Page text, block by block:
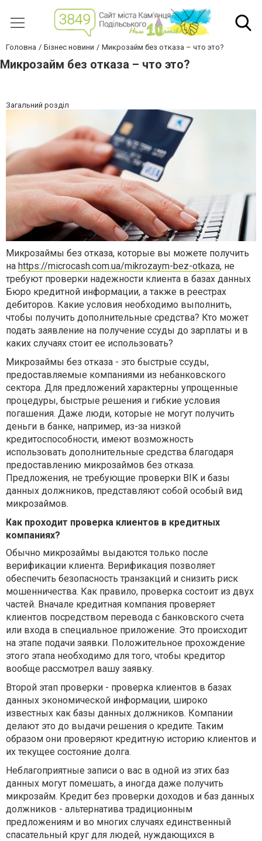
Головна Бізнес новини Микрозайм без отказа – что это?
Микрозайм без отказа – что это?
Загальний розділ
Микрозаймы без отказа, которые вы можете получить
на https://microcash.com.ua/mikrozaym-bez-otkaza, не
требуют проверки надежности клиента в базах данных
Бюро кредитной информации, а также в реестрах
дебиторов. Какие условия необходимо выполнить,
чтобы получить дополнительные средства? Кто может
подать заявление на получение ссуды до зарплаты и в
каких случаях стоит ее использовать?
Микрозаймы без отказа - это быстрые ссуды,
предоставляемые компаниями из небанковского
сектора. Для предложений характерны упрощенные
процедуры, быстрые решения и гибкие условия
погашения. Даже люди, которые не могут получить
деньги в банке, например, из-за низкой
кредитоспособности, имеют возможность
использовать дополнительные средства благодаря
предоставлению микрозаймов без отказа.
Предложения, не требующие проверки BIK и базы
данных должников, представляют собой особый вид
микрозаймов.
Как проходит проверка клиентов в кредитных
компаниях?
Обычно микрозаймы выдаются только после
верификации клиента. Верификация позволяет
обеспечить безопасность транзакций и снизить риск
мошенничества. Как правило, проверка состоит из двух
частей. Вначале кредитная компания проверяет
клиентов посредством перевода с банковского счета
или входа в специальное приложение. Это происходит
на этапе подачи заявки. Положительное прохождение
этого этапа необходимо для того, чтобы кредитор
вообще рассмотрел вашу заявку.
Второй этап проверки - проверка клиентов в базах
данных экономической информации, широко
известных как базы данных должников. Компании
делают это до выдачи решения о кредите. Таким
образом они проверяют кредитную историю клиентов и
их текущее состояние долга.
Неблагоприятные записи о вас в одной из этих баз
данных могут помешать, а иногда даже получить
микрозайм. Кредит без проверки доходов и баз данных
должников - альтернатива традиционным
предложениям и во многих случаях единственный
спасательный круг для людей, нуждающихся в